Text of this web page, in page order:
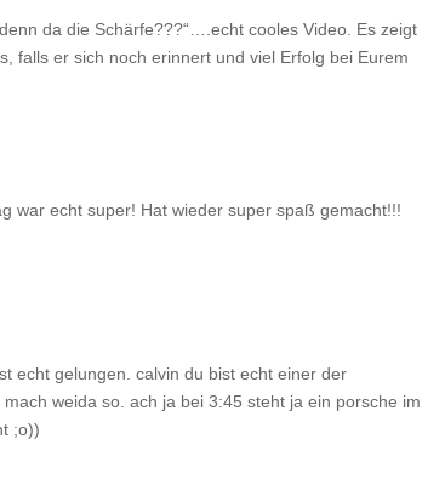
da die Schärfe???“….echt cooles Video. Es zeigt
falls er sich noch erinnert und viel Erfolg bei Eurem
war echt super! Hat wieder super spaß gemacht!!!
echt gelungen. calvin du bist echt einer der
weida so. ach ja bei 3:45 steht ja ein porsche im
;o))